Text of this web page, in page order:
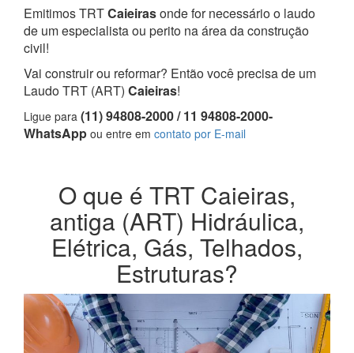
Emitimos TRTCaieirasonde for necessário o laudo
de um especialista ou perito na área da construção
civil!
Vai construir ou reformar? Então você precisa de um
Laudo TRT (ART) Caieiras!
Ligue para (11) 94808-2000 / 11 94808-2000-
WhatsApp ou entre em contato por E-mail
O que é TRT Caieiras,
antiga (ART) Hidráulica,
Elétrica, Gás, Telhados,
Estruturas?